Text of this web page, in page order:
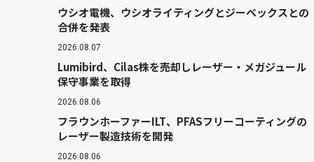
ウシオ電機、ウシオライティングとジーベックスとの
合併を発表
2026.08.07
Lumibird、Cilas株を売却しレーザー・メガジュール
保守事業を取得
2026.08.06
フラウンホーファーILT、PFASフリーコーティングの
レーザー製造技術を開発
2026.08.06